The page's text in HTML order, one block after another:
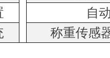
自
称重传感